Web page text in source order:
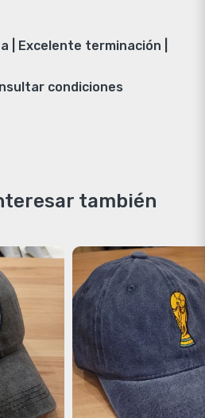
| Excelente terminación |
condiciones
también